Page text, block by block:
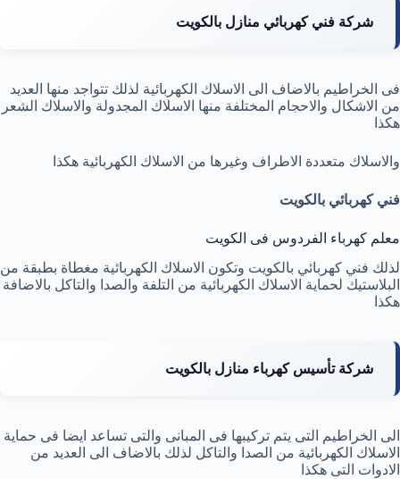
شركة فني كهربائي منازل بالكويت
فى الخراطيم بالاضاف الى الاسلاك الكهربائية لذلك تتواجد منها العديد
من الاشكال والاحجام المختلفة منها الاسلاك المجدولة والاسلاك الشعر
هكذا
والاسلاك متعددة الاطراف وغيرها من الاسلاك الكهربائية هكذا
فني كهربائي بالكويت
معلم كهرباء الفردوس فى الكويت
لذلك فني كهربائي بالكويت وتكون الاسلاك الكهربائية مغطاة بطبقة من
البلاستيك لحماية الاسلاك الكهربائية من التلفة والصدا والتاكل بالاضافة
هكذا
شركة تأسيس كهرباء منازل بالكويت
الى الخراطيم التى يتم تركيبها فى المبانى والتى تساعد ايضا فى حماية
الاسلاك الكهربائية من الصدا والتاكل لذلك بالاضاف الى العديد من
الادوات التى هكذا